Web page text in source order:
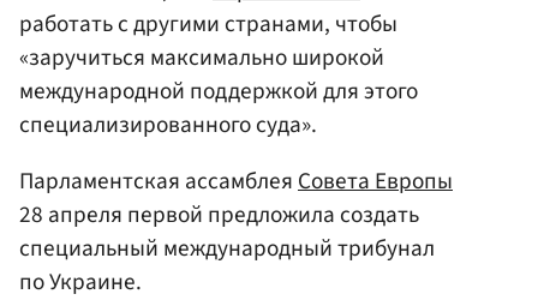
работать с другими странами, чтобы
«заручиться максимально широкой
международной поддержкой для этого
специализированного суда».
Парламентская ассамблеяСовета Европы
28 апреля первой предложила создать
специальный международный трибунал
по Украине.